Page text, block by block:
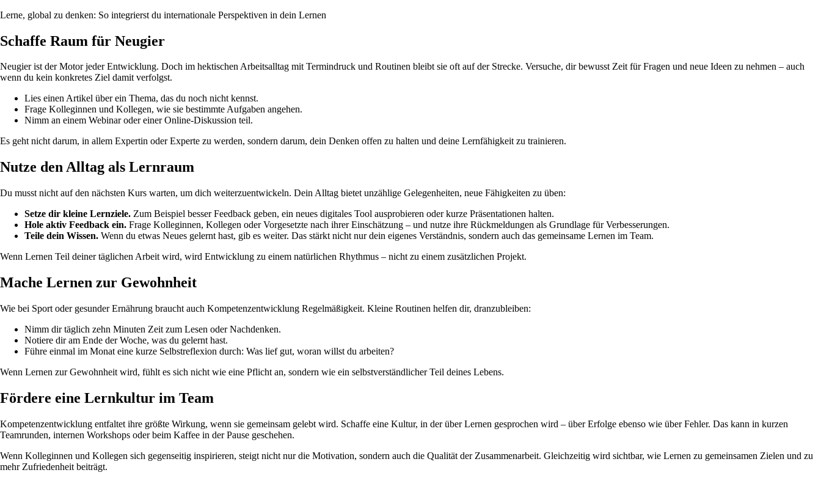
Lerne, global zu denken: So integrierst du internationale Perspektiven in dein Lernen
Schaffe Raum für Neugier
Neugier ist der Motor jeder Entwicklung. Doch im hektischen Arbeitsalltag mit Termindruck und Routinen bleibt sie oft auf der Strecke. Versuche, dir bewusst Zeit für Fragen und neue Ideen zu nehmen – auch
wenn du kein konkretes Ziel damit verfolgst.
Lies einen Artikel über ein Thema, das du noch nicht kennst.
Frage Kolleginnen und Kollegen, wie sie bestimmte Aufgaben angehen.
Nimm an einem Webinar oder einer Online-Diskussion teil.
Es geht nicht darum, in allem Expertin oder Experte zu werden, sondern darum, dein Denken offen zu halten und deine Lernfähigkeit zu trainieren.
Nutze den Alltag als Lernraum
Du musst nicht auf den nächsten Kurs warten, um dich weiterzuentwickeln. Dein Alltag bietet unzählige Gelegenheiten, neue Fähigkeiten zu üben:
Setze dir kleine Lernziele. Zum Beispiel besser Feedback geben, ein neues digitales Tool ausprobieren oder kurze Präsentationen halten.
Hole aktiv Feedback ein. Frage Kolleginnen, Kollegen oder Vorgesetzte nach ihrer Einschätzung – und nutze ihre Rückmeldungen als Grundlage für Verbesserungen.
Teile dein Wissen. Wenn du etwas Neues gelernt hast, gib es weiter. Das stärkt nicht nur dein eigenes Verständnis, sondern auch das gemeinsame Lernen im Team.
Wenn Lernen Teil deiner täglichen Arbeit wird, wird Entwicklung zu einem natürlichen Rhythmus – nicht zu einem zusätzlichen Projekt.
Mache Lernen zur Gewohnheit
Wie bei Sport oder gesunder Ernährung braucht auch Kompetenzentwicklung Regelmäßigkeit. Kleine Routinen helfen dir, dranzubleiben:
Nimm dir täglich zehn Minuten Zeit zum Lesen oder Nachdenken.
Notiere dir am Ende der Woche, was du gelernt hast.
Führe einmal im Monat eine kurze Selbstreflexion durch: Was lief gut, woran willst du arbeiten?
Wenn Lernen zur Gewohnheit wird, fühlt es sich nicht wie eine Pflicht an, sondern wie ein selbstverständlicher Teil deines Lebens.
Fördere eine Lernkultur im Team
Kompetenzentwicklung entfaltet ihre größte Wirkung, wenn sie gemeinsam gelebt wird. Schaffe eine Kultur, in der über Lernen gesprochen wird – über Erfolge ebenso wie über Fehler. Das kann in kurzen
Teamrunden, internen Workshops oder beim Kaffee in der Pause geschehen.
Wenn Kolleginnen und Kollegen sich gegenseitig inspirieren, steigt nicht nur die Motivation, sondern auch die Qualität der Zusammenarbeit. Gleichzeitig wird sichtbar, wie Lernen zu gemeinsamen Zielen und zu
mehr Zufriedenheit beiträgt.